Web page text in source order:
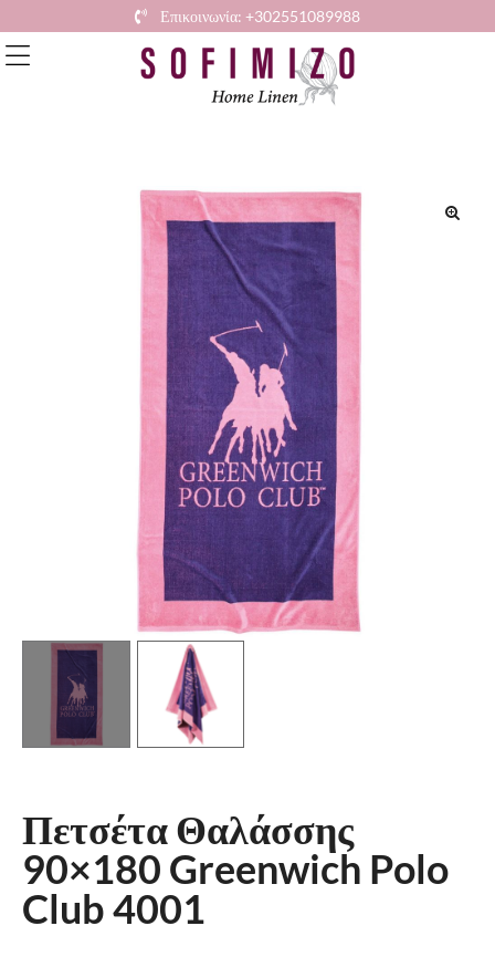
Επικοινωνία: +302551089988
Πετσέτα Θαλάσσης
90×180 Greenwich Polo
Club 4001